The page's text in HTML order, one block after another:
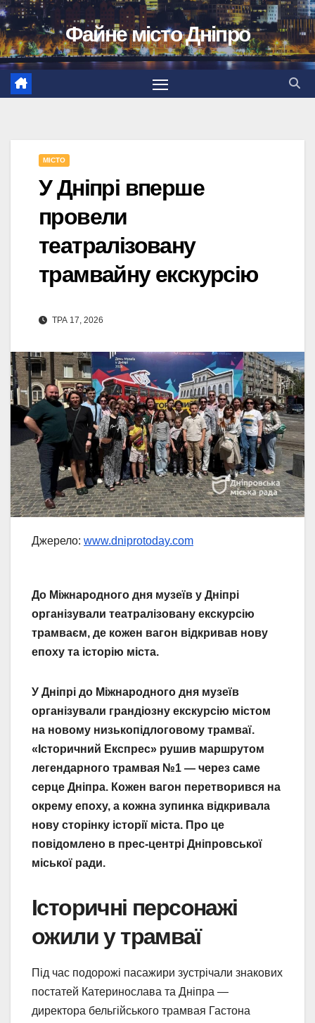
Перейти
до
вмісту
Файне місто Дніпро
МІСТО
У Дніпрі вперше
провели
театралізовану
трамвайну екскурсію
ТРА 17, 2026
Джерело: www.dniprotoday.com
До Міжнародного дня музеїв у Дніпрі
організували театралізовану екскурсію
трамваєм, де кожен вагон відкривав нову
епоху та історію міста.
У Дніпрі до Міжнародного дня музеїв
організували грандіозну екскурсію містом
на новому низькопідлоговому трамваї.
«Історичний Експрес» рушив маршрутом
легендарного трамвая №1 — через саме
серце Дніпра. Кожен вагон перетворився на
окрему епоху, а кожна зупинка відкривала
нову сторінку історії міста. Про це
повідомлено в прес-центрі Дніпровської
міської ради.
Історичні персонажі
ожили у трамваї
Під час подорожі пасажири зустрічали знакових
постатей Катеринослава та Дніпра —
директора бельгійського трамвая Гастона